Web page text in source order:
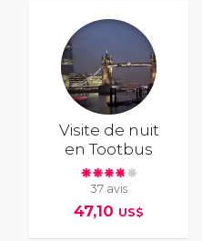
Visite de nuit
en Tootbus
37 avis
47,10 US$